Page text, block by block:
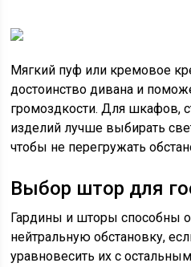
Мягкий пуф или кремовое
достоинство дивана и
громоздкости. Для шкафов,
изделий лучше выбирать
чтобы не перегружать
Выбор штор для
Гардины и шторы способны
нейтральную обстановку,
уравновесить их с